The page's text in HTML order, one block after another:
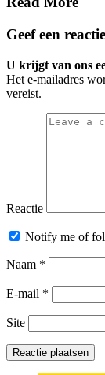
Geef een reactie
U krijgt van ons
Het e-mailadres
vereist.
Reactie
Notify me of
Naam *
E-mail *
Site